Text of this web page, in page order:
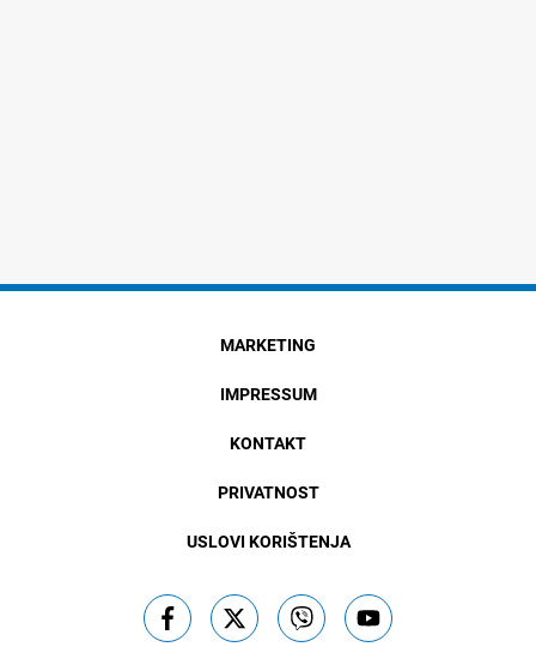
MARKETING
IMPRESSUM
KONTAKT
PRIVATNOST
USLOVI KORIŠTENJA